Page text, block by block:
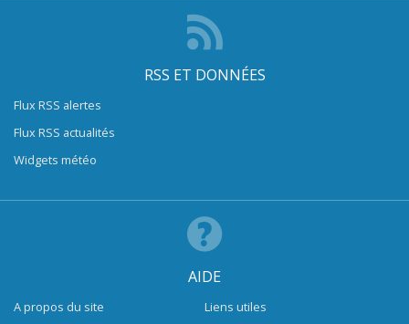
RSS ET DONNÉES
Flux RSS alertes
Flux RSS actualités
Widgets météo
AIDE
A propos du site Liens utiles